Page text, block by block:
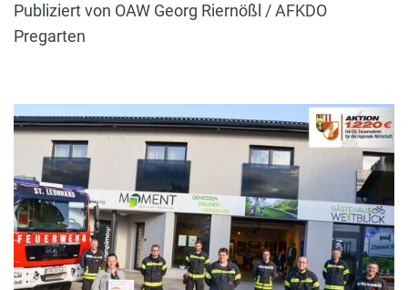
Publiziert von OAW Georg Riernößl / AFKDO
Pregarten